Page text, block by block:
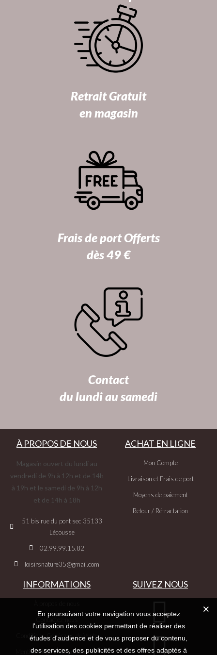
Retrait Gratuit
en magasin
Frais de port Offerts
dès 49 €
Contact
du lundi au samedi
À PROPOS DE NOUS
Magasin ouvert du lundi au
vendredi de 9h à 12h et de 14h
à 19h et le samedi de 9h à 12h
et de 14h à 18h
51 bis rue du pont sec 35133
Lécousse
02.99.99.15.82
loisirsnature35@gmail.com
ACHAT EN LIGNE
Mon Compte
Livraison et Frais de port
Moyens de paiement
Retour / Rétractation
INFORMATIONS
Contactez-nous
Conditions Générales de Vente
Mentions légales et politique de
SUIVEZ NOUS
En poursuivant votre navigation vous acceptez
l'utilisation des cookies permettant de réaliser des
études d'audience et de vous proposer du contenu,
des services, des publicités et des offres adaptés à